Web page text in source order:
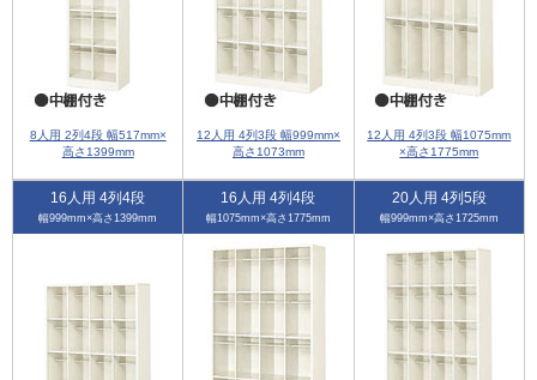
8人用 2列4段 幅517mm×
高さ1399mm
12人用 4列3段 幅999mm×
高さ1073mm
12人用 4列3段 幅1075mm
×高さ1775mm
16人用 4列4段
幅999mm×高さ1399mm
16人用 4列4段
幅1075mm×高さ1775mm
20人用 4列5段
幅999mm×高さ1725mm